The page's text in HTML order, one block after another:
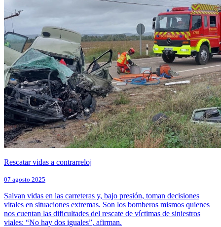
Rescatar vidas a contrarreloj
07 agosto 2025
Salvan vidas en las carreteras y, bajo presión, toman decisiones
vitales en situaciones extremas. Son los bomberos mismos quienes
nos cuentan las dificultades del rescate de víctimas de siniestros
viales: “No hay dos iguales”, afirman.